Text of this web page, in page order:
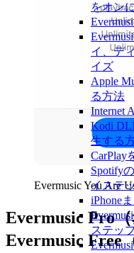
をオン
イ、デ
イズ
Apple
る方法
Internet
Kodi
生する
CarPlay
Spotify
イステ
iPhone
ステッ
Evermusic You Are
Evermusic Pro
Evermusic Free